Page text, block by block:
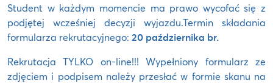
Student w każdym momencie ma prawo wycofać się z
podjętej wcześniej decyzji wyjazdu.Termin składania
formularza rekrutacyjnego: 20 października br.
Rekrutacja TYLKO on-line!!! Wypełniony formularz ze
zdjęciem i podpisem należy przesłać w formie skanu na